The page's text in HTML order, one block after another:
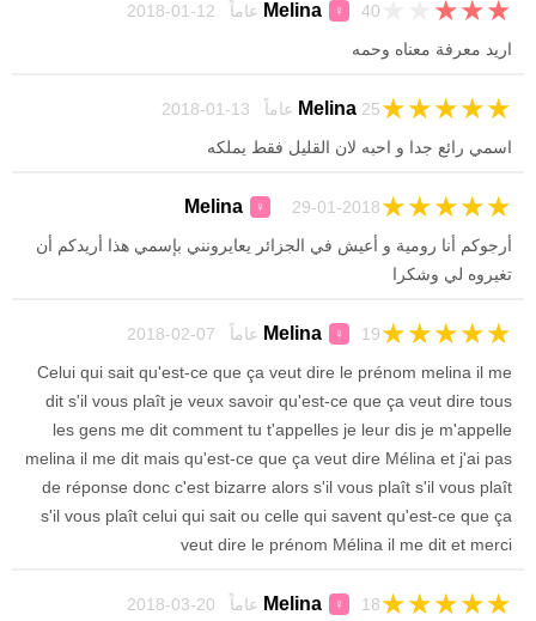
Melina ♀ 40 عاماً 12-01-2018 ★
★
★
اريد معرفة معناه وحمه
Melina 25 عاماً 13-01-2018 ★
★
★
★
★
اسمي رائع جدا و احبه لان القليل فقط يملكه
Melina ♀ 29-01-2018 ★
★
★
★
★
أرجوكم أنا رومية و أعيش في الجزائر يعايرونني بإسمي هذا أريدكم أن
تغيروه لي وشكرا
Melina ♀ 19 عاماً 07-02-2018 ★
★
★
★
★
Celui qui sait qu'est-ce que ça veut dire le prénom melina il me
dit s'il vous plaît je veux savoir qu'est-ce que ça veut dire tous
les gens me dit comment tu t'appelles je leur dis je m'appelle
melina il me dit mais qu'est-ce que ça veut dire Mélina et j'ai pas
de réponse donc c'est bizarre alors s'il vous plaît s'il vous plaît
s'il vous plaît celui qui sait ou celle qui savent qu'est-ce que ça
veut dire le prénom Mélina il me dit et merci
Melina ♀ 18 عاماً 20-03-2018 ★
★
★
★
★